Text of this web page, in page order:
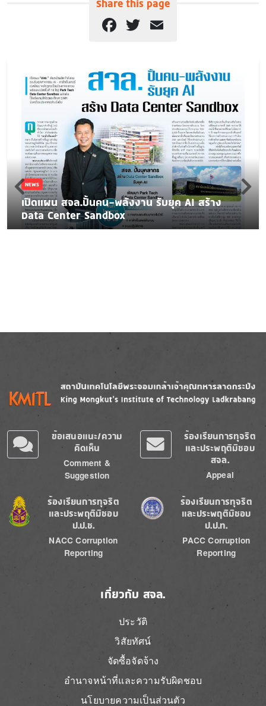
Share this page
Facebook
Twitter
NEWS
เปิดแผน สจล.ปั้นคน-พลังงาน รับยุค AI สร้าง
Data Center Sandbox
Image
ข้อเสนอแนะ/ความ
คิดเห็น
Comment &
Suggestion
ร้องเรียนการทุจริต
และประพฤติมิชอบ
สจล.
Appeal
Image
ร้องเรียนการทุจริต
และประพฤติมิชอบ
ป.ป.ช.
NACC Corruption
Reporting
Image
ร้องเรียนการทุจริต
และประพฤติมิชอบ
ป.ป.ท.
PACC Corruption
Reporting
เกี่ยวกับ สจล.
ประวัติ
วิสัยทัศน์
จัดซื้อจัดจ้าง
อำนาจหน้าที่และความรับผิดชอบ
นโยบายความเป็นส่วนตัว